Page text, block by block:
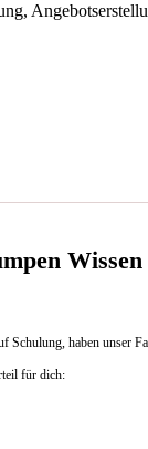
Schulung, haben unser
für dich: